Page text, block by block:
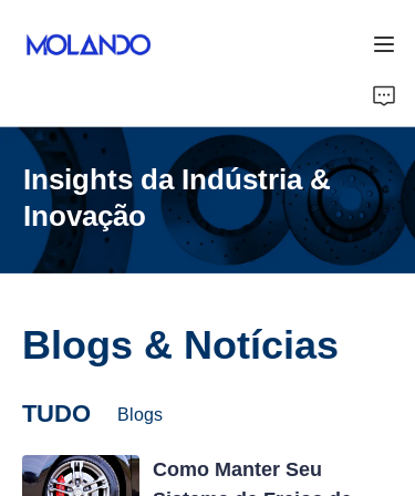
Insights da Indústria &
Inovação
Blogs & Notícias
TUDO Blogs
Como Manter Seu
Products
Obrigado
About Us
Sobre Nós